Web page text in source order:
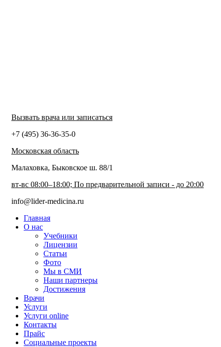
Вызвать врача или записаться
+7 (495) 36-36-35-0
Московская область
Малаховка, Быковское ш. 88/1
вт-вс 08:00–18:00; По предварительной записи - до 20:00
info@lider-medicina.ru
Главная
О нас
Учебники
Лицензии
Статьи
Фото
Мы в СМИ
Наши партнеры
Достижения
Врачи
Услуги
Услуги online
Контакты
Прайс
Социальные проекты